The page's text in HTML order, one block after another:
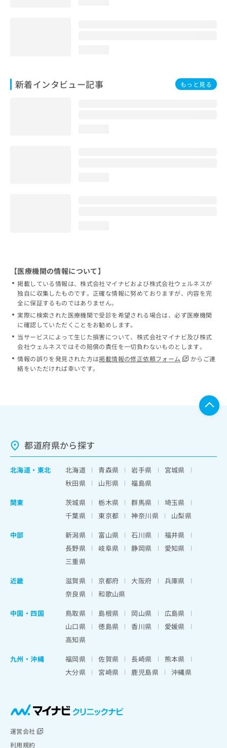
新着インタビュー記事 もっと見る
【医療機関の情報について】
掲載している情報は、株式会社マイナビおよび株式会社ウェルネスが
独自に収集したものです。正確な情報に努めておりますが、内容を完
全に保証するものではありません。
実際に検索された医療機関で受診を希望される場合は、必ず医療機関
に確認していただくことをお勧めします。
当サービスによって生じた損害について、株式会社マイナビ及び株式
会社ウェルネスではその賠償の責任を一切負わないものとします。
情報の誤りを発見された方は掲載情報の修正依頼フォーム
からご連
絡をいただければ幸いです。
都道府県から探す
北海道 ・ 東北 北海道 青森県 岩手県
宮城県
秋田県
山形県
福島県
関東
茨城県 栃木県 群馬県
埼玉県
千葉県
東京都 神奈川県
山梨県
中部
新潟県 富山県 石川県
福井県
長野県
岐阜県 静岡県
愛知県
三重県
近畿
滋賀県 京都府 大阪府
兵庫県
奈良県
和歌山県
中国・四国
鳥取県 島根県 岡山県
広島県
山口県
徳島県 香川県
愛媛県
高知県
九州・沖縄
福岡県 佐賀県 長崎県
熊本県
大分県
宮崎県 鹿児島県 沖縄県
運営会社
利用規約